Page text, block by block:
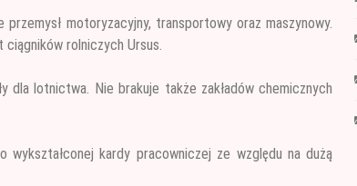
motoryzacyjny, transportowy oraz maszynowy.
rolniczych Ursus.
dla lotnictwa. Nie brakuje także zakładów chemicznych
kardy pracowniczej ze względu na dużą